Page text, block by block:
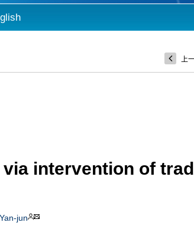
上
intervention of
jun